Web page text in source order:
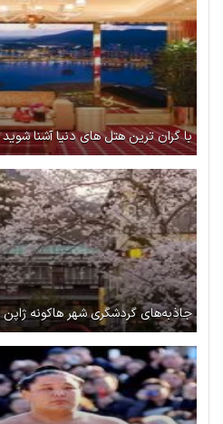
با گران ترین هتل‌ های دنیا آشنا شوید
جاذبه‌های گردشگری شهر هاکونه ژاپن